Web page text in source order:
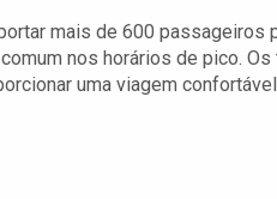
mais de 600
nos horários de pico.
uma viagem